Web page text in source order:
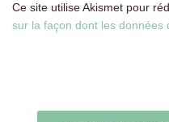
Ce site utilise Akismet pour
sur la façon dont les données